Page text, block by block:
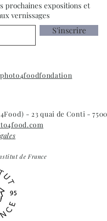
prochaines expositions et
vernissages
S'inscrire
photo4foodfondation
- 23 quai de Conti -
de France